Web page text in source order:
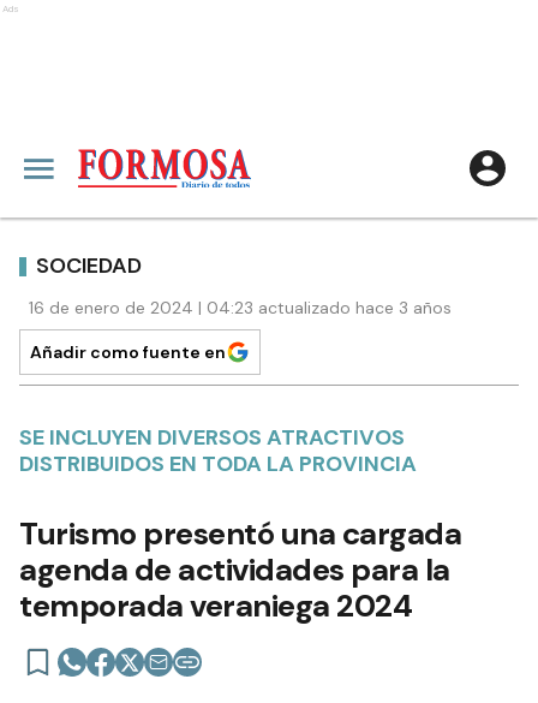
Ads
SOCIEDAD
16 de enero de 2024 | 04:23 actualizado hace 3 años
Añadir como fuente en
SE INCLUYEN DIVERSOS ATRACTIVOS
DISTRIBUIDOS EN TODA LA PROVINCIA
Turismo presentó una cargada
agenda de actividades para la
temporada veraniega 2024